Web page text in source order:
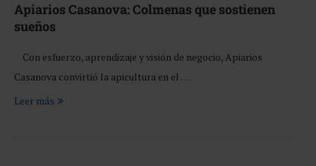
Apiarios Casanova: Colmenas que sostienen
sueños
Con esfuerzo, aprendizaje y visión de negocio, Apiarios
Casanova convirtió la apicultura en el …
Leer más